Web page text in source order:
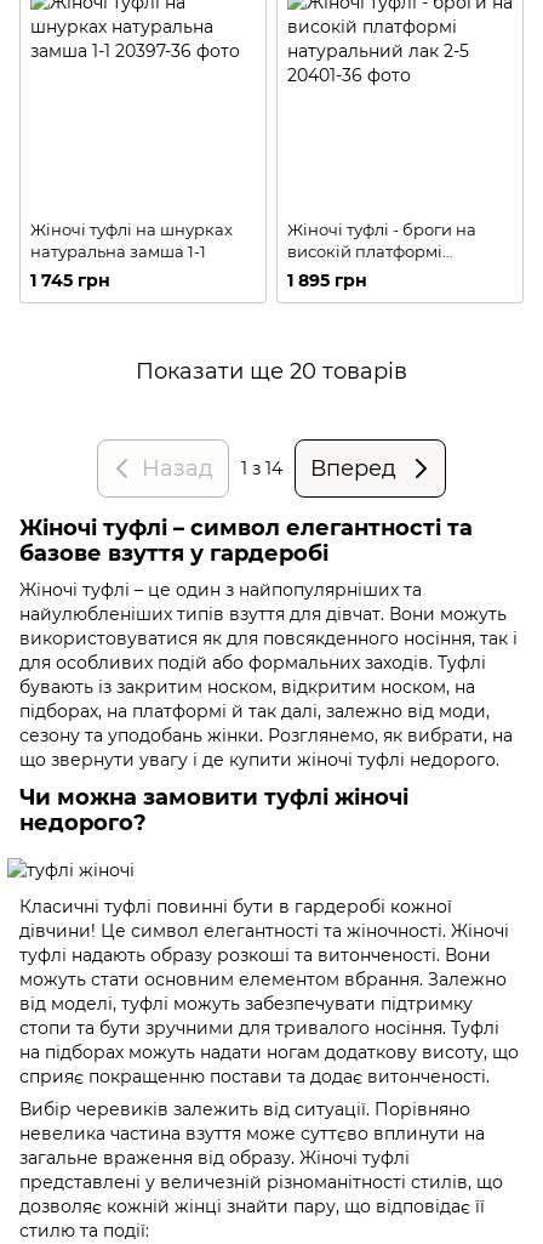
Жіночі туфлі на шнурках
натуральна замша 1-1
1 745 грн
Жіночі туфлі - броги на
високій платформі
натуральний лак 2-5
1 895 грн
Показати ще 20 товарів
Назад 1 з 14 Вперед
Жіночі туфлі – символ елегантності та
базове взуття у гардеробі
Жіночі туфлі – це один з найпопулярніших та
найулюбленіших типів взуття для дівчат. Вони можуть
використовуватися як для повсякденного носіння, так і
для особливих подій або формальних заходів. Туфлі
бувають із закритим носком, відкритим носком, на
підборах, на платформі й так далі, залежно від моди,
сезону та уподобань жінки. Розглянемо, як вибрати, на
що звернути увагу і де купити жіночі туфлі недорого.
Чи можна замовити туфлі жіночі
недорого?
Класичні туфлі повинні бути в гардеробі кожної
дівчини! Це символ елегантності та жіночності. Жіночі
туфлі надають образу розкоші та витонченості. Вони
можуть стати основним елементом вбрання. Залежно
від моделі, туфлі можуть забезпечувати підтримку
стопи та бути зручними для тривалого носіння. Туфлі
на підборах можуть надати ногам додаткову висоту, що
сприяє покращенню постави та додає витонченості.
Вибір черевиків залежить від ситуації. Порівняно
невелика частина взуття може суттєво вплинути на
загальне враження від образу. Жіночі туфлі
представлені у величезній різноманітності стилів, що
дозволяє кожній жінці знайти пару, що відповідає її
стилю та події: